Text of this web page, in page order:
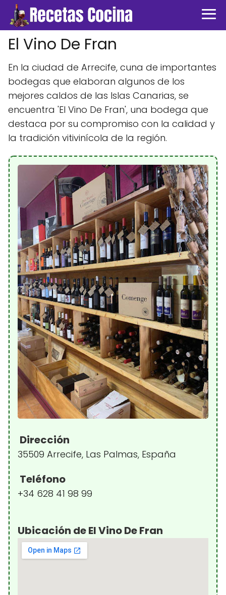
El Vino De Fran
En la ciudad de Arrecife, cuna de importantes
bodegas que elaboran algunos de los
mejores caldos de las Islas Canarias, se
encuentra 'El Vino De Fran', una bodega que
destaca por su compromiso con la calidad y
la tradición vitivinícola de la región.
Dirección
35509 Arrecife, Las Palmas, España
Teléfono
+34 628 41 98 99
Ubicación de El Vino De Fran